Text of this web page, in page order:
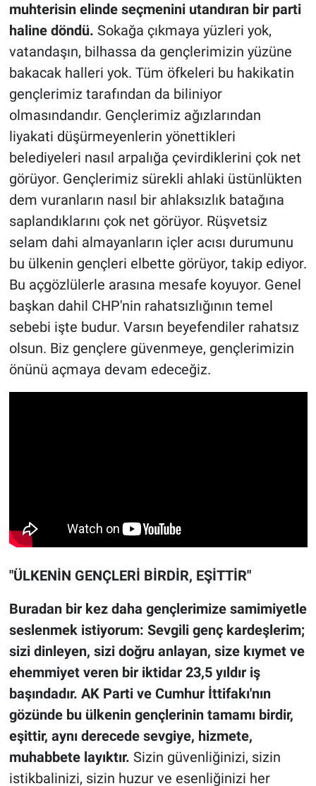
muhterisin elinde seçmenini utandıran bir parti
haline döndü. Sokağa çıkmaya yüzleri yok,
vatandaşın, bilhassa da gençlerimizin yüzüne
bakacak halleri yok. Tüm öfkeleri bu hakikatin
gençlerimiz tarafından da biliniyor
olmasındandır. Gençlerimiz ağızlarından
liyakati düşürmeyenlerin yönettikleri
belediyeleri nasıl arpalığa çevirdiklerini çok net
görüyor. Gençlerimiz sürekli ahlaki üstünlükten
dem vuranların nasıl bir ahlaksızlık batağına
saplandıklarını çok net görüyor. Rüşvetsiz
selam dahi almayanların içler acısı durumunu
bu ülkenin gençleri elbette görüyor, takip ediyor.
Bu açgözlülerle arasına mesafe koyuyor. Genel
başkan dahil CHP'nin rahatsızlığının temel
sebebi işte budur. Varsın beyefendiler rahatsız
olsun. Biz gençlere güvenmeye, gençlerimizin
önünü açmaya devam edeceğiz.
"ÜLKENİN GENÇLERİ BİRDİR, EŞİTTİR"
Buradan bir kez daha gençlerimize samimiyetle
seslenmek istiyorum: Sevgili genç kardeşlerim;
sizi dinleyen, sizi doğru anlayan, size kıymet ve
ehemmiyet veren bir iktidar 23,5 yıldır iş
başındadır. AK Parti ve Cumhur İttifakı'nın
gözünde bu ülkenin gençlerinin tamamı birdir,
eşittir, aynı derecede sevgiye, hizmete,
muhabbete layıktır. Sizin güvenliğinizi, sizin
istikbalinizi, sizin huzur ve esenliğinizi her